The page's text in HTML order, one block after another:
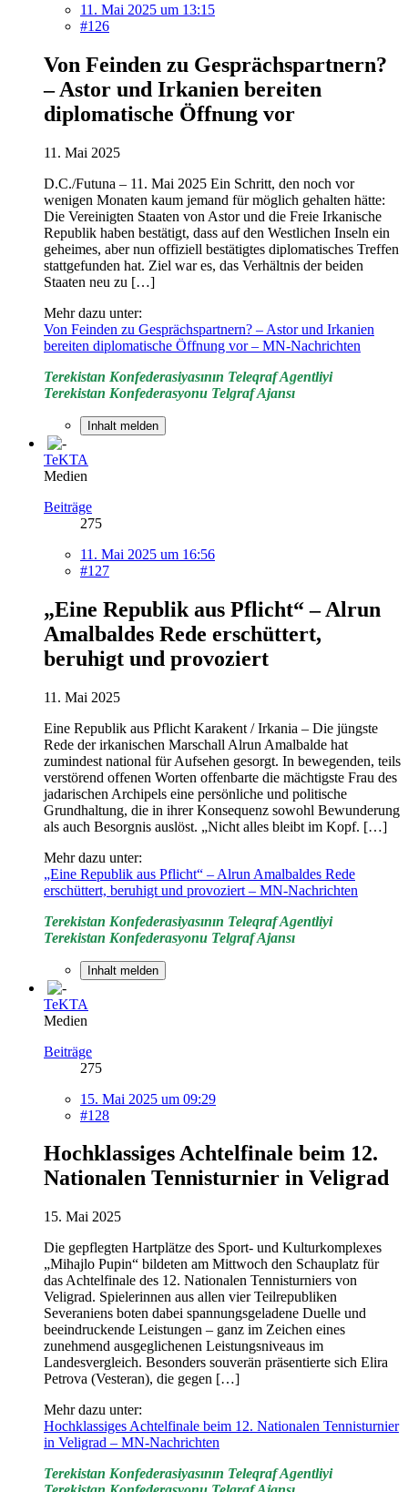
11. Mai 2025 um 13:15
#126
Von Feinden zu Gesprächspartnern?
– Astor und Irkanien bereiten
diplomatische Öffnung vor
11. Mai 2025
D.C./Futuna – 11. Mai 2025 Ein Schritt, den noch vor
wenigen Monaten kaum jemand für möglich gehalten hätte:
Die Vereinigten Staaten von Astor und die Freie Irkanische
Republik haben bestätigt, dass auf den Westlichen Inseln ein
geheimes, aber nun offiziell bestätigtes diplomatisches Treffen
stattgefunden hat. Ziel war es, das Verhältnis der beiden
Staaten neu zu […]
Mehr dazu unter:
Von Feinden zu Gesprächspartnern? – Astor und Irkanien
bereiten diplomatische Öffnung vor – MN-Nachrichten
Terekistan Konfederasiyasının Teleqraf Agentliyi
Terekistan Konfederasyonu Telgraf Ajansı
Inhalt melden
TeKTA
Medien
Beiträge
275
11. Mai 2025 um 16:56
#127
„Eine Republik aus Pflicht“ – Alrun
Amalbaldes Rede erschüttert,
beruhigt und provoziert
11. Mai 2025
Eine Republik aus Pflicht Karakent / Irkania – Die jüngste
Rede der irkanischen Marschall Alrun Amalbalde hat
zumindest national für Aufsehen gesorgt. In bewegenden, teils
verstörend offenen Worten offenbarte die mächtigste Frau des
jadarischen Archipels eine persönliche und politische
Grundhaltung, die in ihrer Konsequenz sowohl Bewunderung
als auch Besorgnis auslöst. „Nicht alles bleibt im Kopf. […]
Mehr dazu unter:
„Eine Republik aus Pflicht“ – Alrun Amalbaldes Rede
erschüttert, beruhigt und provoziert – MN-Nachrichten
Terekistan Konfederasiyasının Teleqraf Agentliyi
Terekistan Konfederasyonu Telgraf Ajansı
Inhalt melden
TeKTA
Medien
Beiträge
275
15. Mai 2025 um 09:29
#128
Hochklassiges Achtelfinale beim 12.
Nationalen Tennisturnier in Veligrad
15. Mai 2025
Die gepflegten Hartplätze des Sport- und Kulturkomplexes
„Mihajlo Pupin“ bildeten am Mittwoch den Schauplatz für
das Achtelfinale des 12. Nationalen Tennisturniers von
Veligrad. Spielerinnen aus allen vier Teilrepubliken
Severaniens boten dabei spannungsgeladene Duelle und
beeindruckende Leistungen – ganz im Zeichen eines
zunehmend ausgeglichenen Leistungsniveaus im
Landesvergleich. Besonders souverän präsentierte sich Elira
Petrova (Vesteran), die gegen […]
Mehr dazu unter:
Hochklassiges Achtelfinale beim 12. Nationalen Tennisturnier
in Veligrad – MN-Nachrichten
Terekistan Konfederasiyasının Teleqraf Agentliyi